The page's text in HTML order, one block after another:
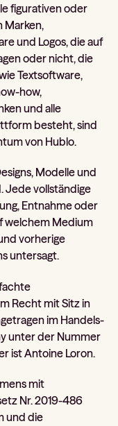
figurativen oder
Marken,
und Logos, die auf
oder nicht, die
Textsoftware,
how,
und alle
besteht, sind
von Hublo.
Modelle und
Jede vollständige
Entnahme oder
welchem Medium
vorherige
untersagt.
Recht mit Sitz in
im Handels-
unter der Nummer
ist Antoine Loron.
mit
Nr. 2019-486
und die